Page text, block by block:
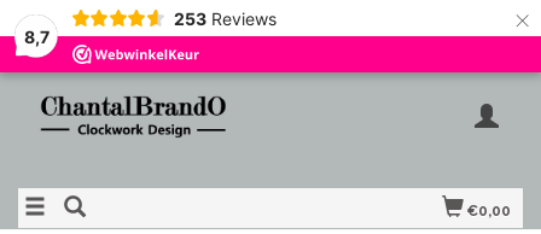
8,7
253 Reviews ×
€0,00